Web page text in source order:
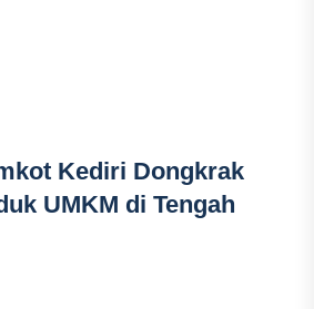
Kediri Dongkrak
UMKM di Tengah